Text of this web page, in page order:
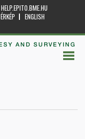
HELP.EPITO.BME.HU
ENGLISH
AND SURVEYING